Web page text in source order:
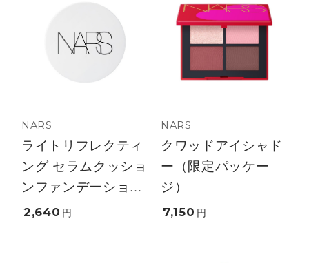
NARS
ライトリフレクティ
ング セラムクッショ
ンファンデーショ...
2,640 円
NARS
クワッドアイシャド
ー（限定パッケー
ジ）
7,150 円